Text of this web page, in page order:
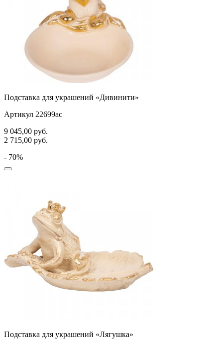
Подставка для украшений «Дивинити»
Артикул 22699ас
9 045,00 руб.
2 715,00 руб.
- 70%
Подставка для украшений «Лягушка»